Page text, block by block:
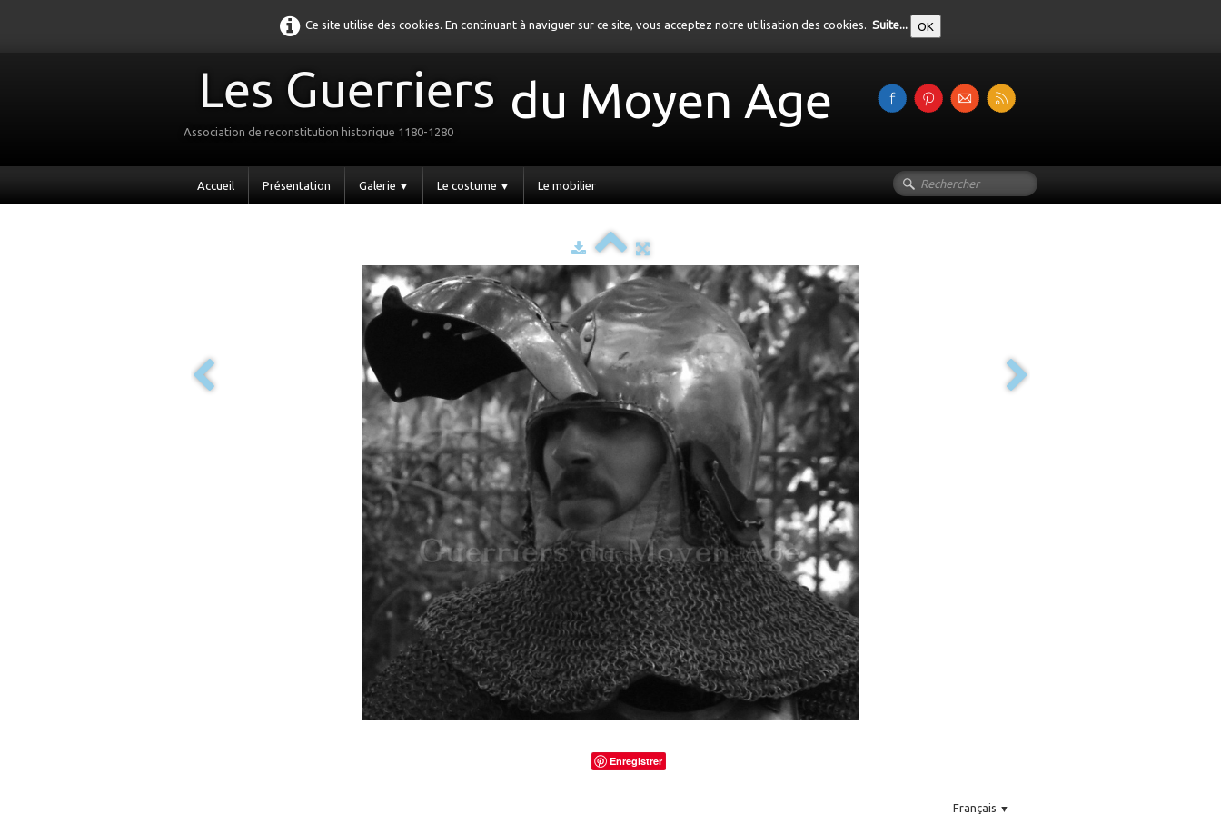
Ce site utilise des cookies. En continuant à naviguer sur ce site, vous acceptez notre utilisation des cookies. Suite... OK
Les Guerriers du Moyen Age
Association de reconstitution historique 1180-1280
Accueil Présentation Galerie ▼ Le costume ▼ Le mobilier
Enregistrer
Français ▼